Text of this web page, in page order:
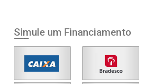
Simule um Financiamento